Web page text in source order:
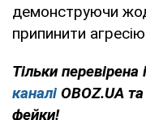
демонструючи
припинити
Тільки
каналі OBOZ.UA
фейки!